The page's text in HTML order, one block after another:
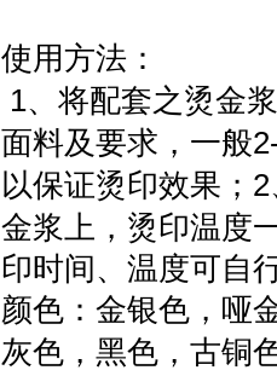
使用方法：
1、将配套之烫金
面料及要求，一般
以保证烫印效果； 2
金浆上，烫印温度
印时间、温度可自
颜色：金银色，哑
灰色，黑色，古铜